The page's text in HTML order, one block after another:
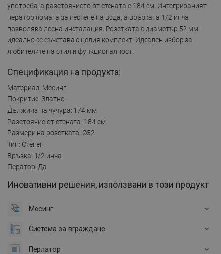
употреба, а разстоянието от стената е 184 см. Интегрираният
ператор помага за пестене на вода, а връзката 1/2 инча
позволява лесна инсталация. Розетката с диаметър 52 мм
идеално се съчетава с целия комплект. Идеален избор за
любителите на стил и функционалност.
Спецификация на продукта:
Материал: Месинг
Покритие: Златно
Дължина на чучура: 174 мм
Разстояние от стената: 184 см
Размери на розетката: Ø52
Тип: Стенен
Връзка: 1/2 инча
Ператор: Да
Иновативни решения, използвани в този продукт
Месинг
Система за вграждане
Перлатор